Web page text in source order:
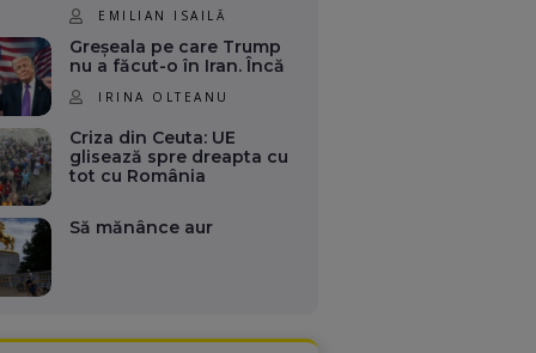
EMILIAN ISAILĂ
Greșeala pe care Trump
nu a făcut-o în Iran. Încă
IRINA OLTEANU
Criza din Ceuta: UE
glisează spre dreapta cu
tot cu România
Să mănânce aur